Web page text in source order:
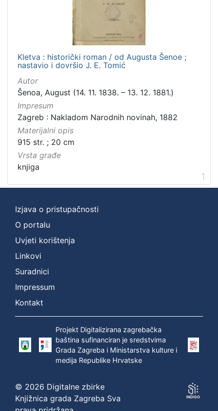
Kletva : historički roman / od Augusta Šenoe ;
nastavio i dovršio J. E. Tomić
Autor
Šenoa, August (14. 11. 1838. – 13. 12. 1881.)
Impresum
Zagreb : Nakladom Narodnih novinah, 1882
Materijalni opis
915 str. ; 20 cm
Vrsta građe
knjiga
1
Izjava o pristupačnosti
O portalu
Uvjeti korištenja
Linkovi
Suradnici
Impressum
Kontakt
Projekt Digitalizirana zagrebačka
baština sufinanciran je sredstvima
Grada Zagreba i Ministarstva kulture i
medija Republike Hrvatske
© 2026 Digitalne zbirke
Knjižnica grada Zagreba Sva